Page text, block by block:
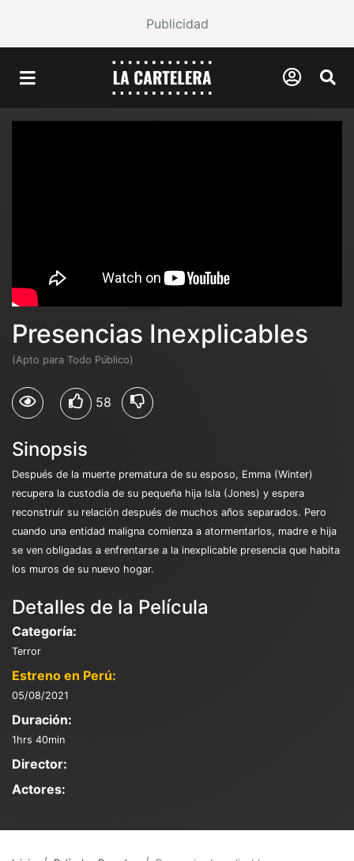
Publicidad
Presencias Inexplicables
(Apto para Todo Público)
58
Sinopsis
Después de la muerte prematura de su esposo, Emma (Winter)
recupera la custodia de su pequeña hija Isla (Jones) y espera
reconstruir su relación después de muchos años separados. Pero
cuando una entidad maligna comienza a atormentarlos, madre e hija
se ven obligadas a enfrentarse a la inexplicable presencia que habita
los muros de su nuevo hogar.
Detalles de la Película
Categoría:
Terror
Estreno en Perú:
05/08/2021
Duración:
1hrs 40min
Director:
Actores: